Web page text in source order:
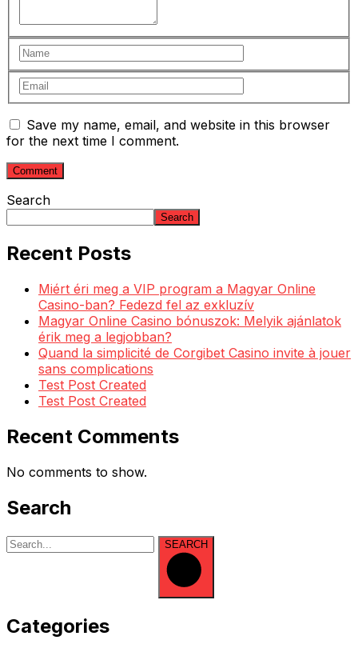
Save my name, email, and website in this browser
for the next time I comment.
Search
Search
Recent Posts
Miért éri meg a VIP program a Magyar Online
Casino-ban? Fedezd fel az exkluzív
Magyar Online Casino bónuszok: Melyik ajánlatok
érik meg a legjobban?
Quand la simplicité de Corgibet Casino invite à jouer
sans complications
Test Post Created
Test Post Created
Recent Comments
No comments to show.
Search
SEARCH
Categories